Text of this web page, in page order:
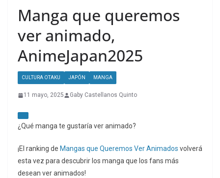
Manga que queremos
ver animado,
AnimeJapan2025
CULTURA OTAKU JAPÓN MANGA
11 mayo, 2025 Gaby Castellanos Quinto
¿Qué manga te gustaría ver animado?
¡El ranking de Mangas que Queremos Ver Animados volverá
esta vez para descubrir los manga que los fans más
desean ver animados!